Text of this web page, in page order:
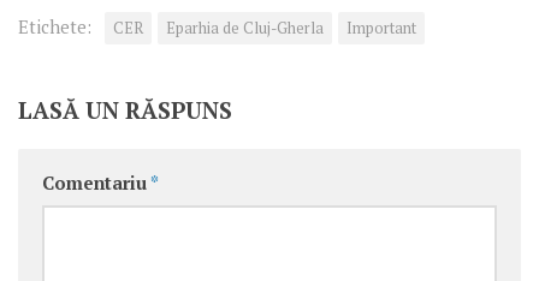
Etichete: CER Eparhia de Cluj-Gherla Important
LASĂ UN RĂSPUNS
Comentariu *